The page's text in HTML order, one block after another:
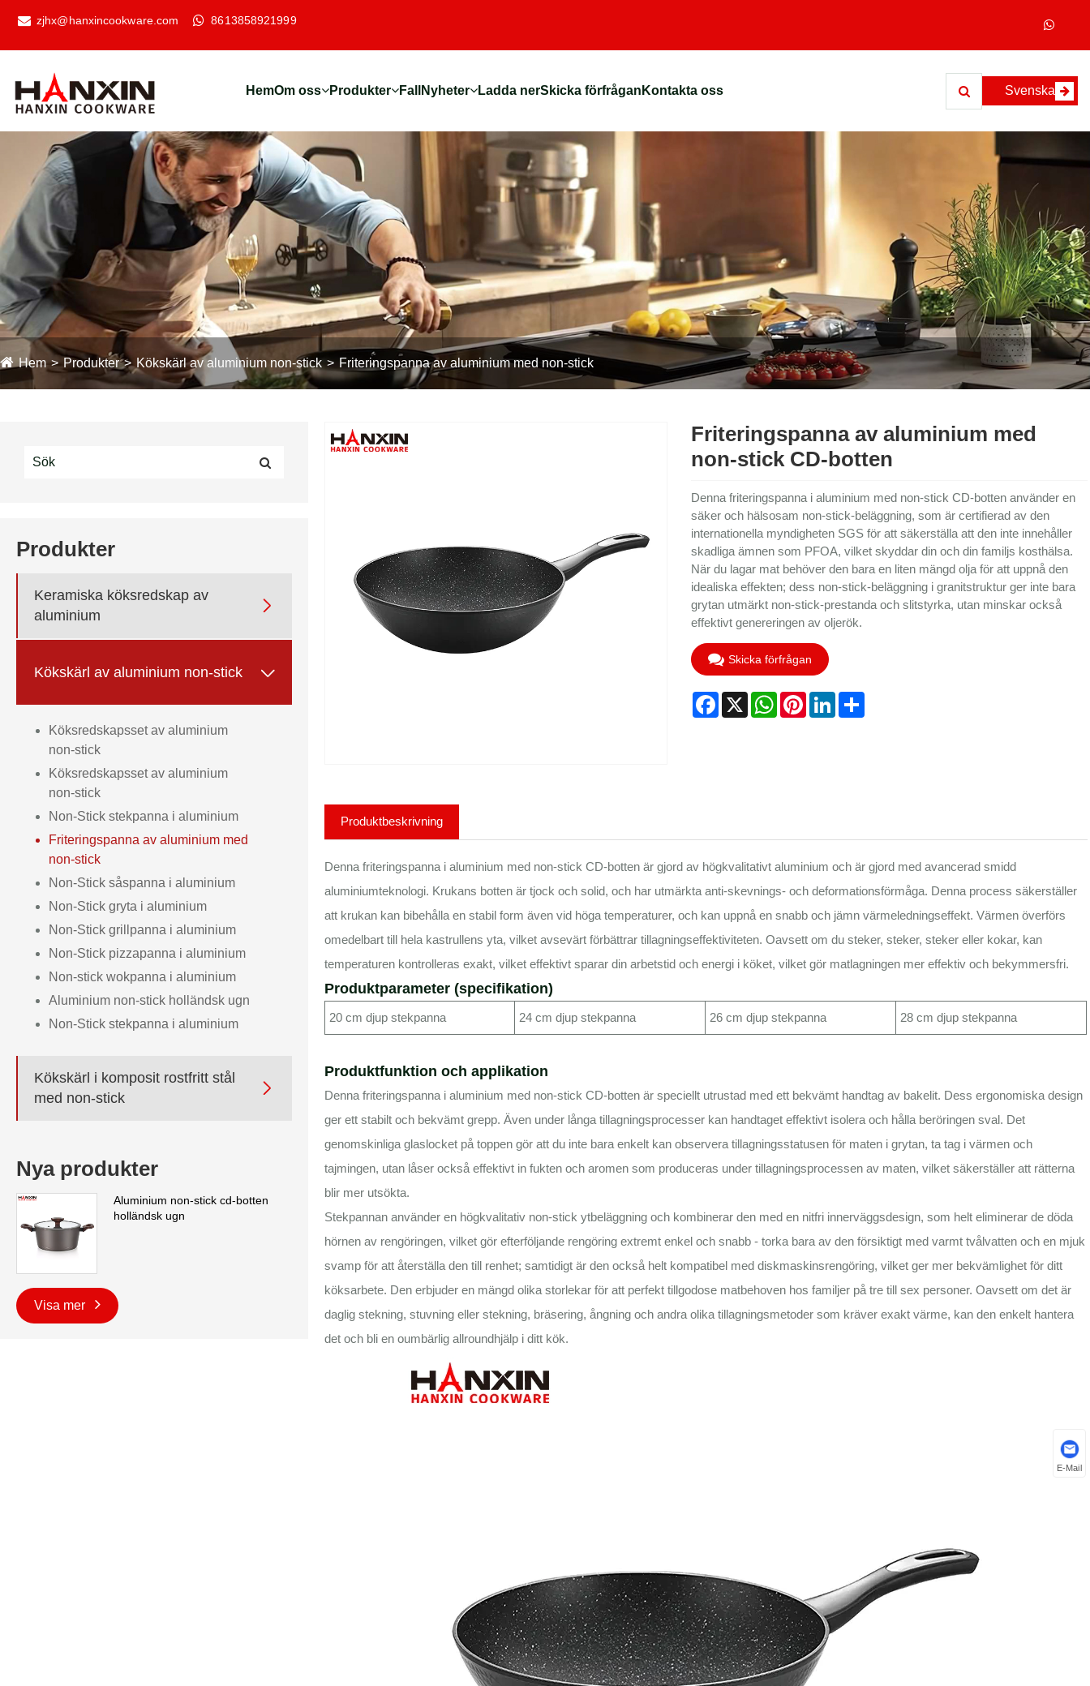
zjhx@hanxincookware.com 8613858921999
HemOm oss Produkter Fall Nyheter Ladda nerSkicka förfrågan Kontakta oss Svenska
Hem Produkter Kökskärl av aluminium non-stick Friteringspanna av aluminium med non-stick
Produkter
Keramiska köksredskap av
aluminium

Kökskärl av aluminium non-stick 
Köksredskapsset av aluminium
non-stick
Köksredskapsset av aluminium
non-stick
Non-Stick stekpanna i aluminium
Friteringspanna av aluminium med
non-stick
Non-Stick såspanna i aluminium
Non-Stick gryta i aluminium
Non-Stick grillpanna i aluminium
Non-Stick pizzapanna i aluminium
Non-stick wokpanna i aluminium
Aluminium non-stick holländsk ugn
Non-Stick stekpanna i aluminium
Kökskärl i komposit rostfritt stål
med non-stick

Nya produkter
Aluminium non-stick cd-botten
holländsk ugn
Visa mer
Friteringspanna av aluminium med
non-stick CD-botten
Denna friteringspanna i aluminium med non-stick CD-botten använder en
säker och hälsosam non-stick-beläggning, som är certifierad av den
internationella myndigheten SGS för att säkerställa att den inte innehåller
skadliga ämnen som PFOA, vilket skyddar din och din familjs kosthälsa.
När du lagar mat behöver den bara en liten mängd olja för att uppnå den
idealiska effekten; dess non-stick-beläggning i granitstruktur ger inte bara
grytan utmärkt non-stick-prestanda och slitstyrka, utan minskar också
effektivt genereringen av oljerök.
Skicka förfrågan
Facebook
X WhatsAppPinterestLinkedInShare
Produktbeskrivning
Denna friteringspanna i aluminium med non-stick CD-botten är gjord av högkvalitativt aluminium och är gjord med avancerad smidd
aluminiumteknologi. Krukans botten är tjock och solid, och har utmärkta anti-skevnings- och deformationsförmåga. Denna process säkerställer
att krukan kan bibehålla en stabil form även vid höga temperaturer, och kan uppnå en snabb och jämn värmeledningseffekt. Värmen överförs
omedelbart till hela kastrullens yta, vilket avsevärt förbättrar tillagningseffektiviteten. Oavsett om du steker, steker, steker eller kokar, kan
temperaturen kontrolleras exakt, vilket effektivt sparar din arbetstid och energi i köket, vilket gör matlagningen mer effektiv och bekymmersfri.
Produktparameter (specifikation)
20 cm djup stekpanna 24 cm djup stekpanna 26 cm djup stekpanna 28 cm djup stekpanna
Produktfunktion och applikation
Denna friteringspanna i aluminium med non-stick CD-botten är speciellt utrustad med ett bekvämt handtag av bakelit. Dess ergonomiska design
ger ett stabilt och bekvämt grepp. Även under långa tillagningsprocesser kan handtaget effektivt isolera och hålla beröringen sval. Det
genomskinliga glaslocket på toppen gör att du inte bara enkelt kan observera tillagningsstatusen för maten i grytan, ta tag i värmen och
tajmingen, utan låser också effektivt in fukten och aromen som produceras under tillagningsprocessen av maten, vilket säkerställer att rätterna
blir mer utsökta.
Stekpannan använder en högkvalitativ non-stick ytbeläggning och kombinerar den med en nitfri innerväggsdesign, som helt eliminerar de döda
hörnen av rengöringen, vilket gör efterföljande rengöring extremt enkel och snabb - torka bara av den försiktigt med varmt tvålvatten och en mjuk
svamp för att återställa den till renhet; samtidigt är den också helt kompatibel med diskmaskinsrengöring, vilket ger mer bekvämlighet för ditt
köksarbete. Den erbjuder en mängd olika storlekar för att perfekt tillgodose matbehoven hos familjer på tre till sex personer. Oavsett om det är
daglig stekning, stuvning eller stekning, bräsering, ångning och andra olika tillagningsmetoder som kräver exakt värme, kan den enkelt hantera
det och bli en oumbärlig allroundhjälp i ditt kök.
E-Mail